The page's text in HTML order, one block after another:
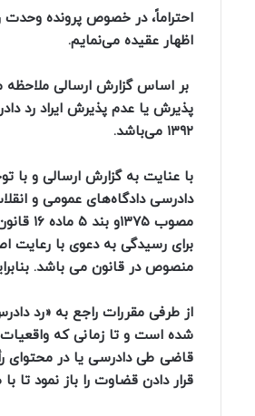
اظهار عقیده می‌نمایم.
بر اساس گزارش ارسالی
۱۳۹۲ می‌باشد.
برای رسیدگی به دعوی با رعایت
منصوص در قانون می باشد.
از طرفی مقررات راجع به «رد
شده است و تا زمانی که
قاضی طی دادرسی یا در محتوای
قرار دادن قضاوت را باز نمود تا